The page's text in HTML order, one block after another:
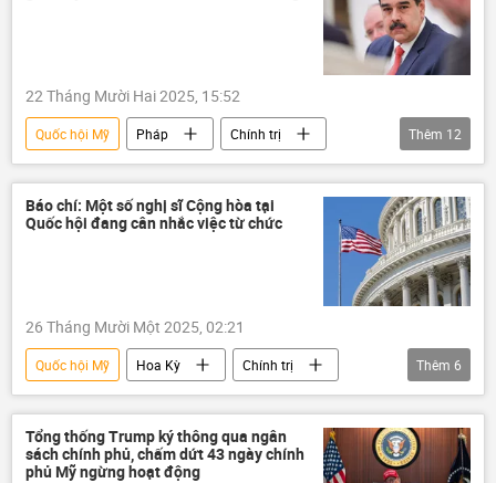
22 Tháng Mười Hai 2025, 15:52
Quốc hội Mỹ Pháp
Chính trị
Thế giới
xung đột
xung đột quân sự
Venezuela
Hoa Kỳ
Đài Loan
Quan điểm-Ý kiến
chuyên gia
Thêm 12
Báo chí: Một số nghị sĩ Cộng hòa tại
Quốc hội đang cân nhắc việc từ chức
26 Tháng Mười Một 2025, 02:21
Quốc hội Mỹ Hoa Kỳ
Chính trị
Tòa án
Donald Trump
cảnh sát
Quốc hội
Hạ Viện Mỹ Thế giới
Thêm 6
Tổng thống Trump ký thông qua ngân
sách chính phủ, chấm dứt 43 ngày chính
phủ Mỹ ngừng hoạt động